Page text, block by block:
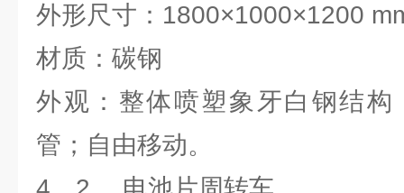
外形尺寸：1800×1000×1200
材质：碳钢
外观：整体喷塑象牙白钢结构
管；自由移动。